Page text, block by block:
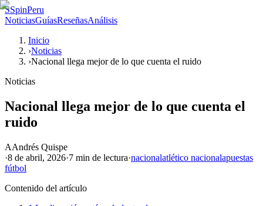
SSpinPeru
NoticiasGuíasReseñasAnálisis
Inicio
›Noticias
›Nacional llega mejor de lo que cuenta el ruido
Noticias
Nacional llega mejor de lo que cuenta el
ruido
AAndrés Quispe
·8 de abril, 2026·7 min de lectura·nacionalatlético nacionalapuestas
fútbol
Contenido del artículo